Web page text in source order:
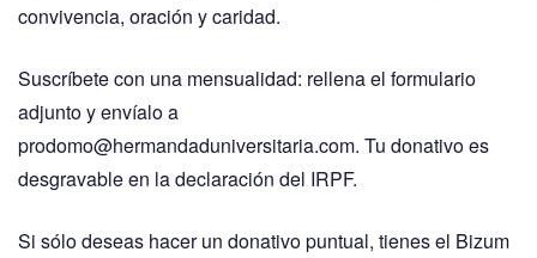
convivencia, oración y caridad.
Suscríbete con una mensualidad: rellena el formulario
adjunto y envíalo a
prodomo@hermandaduniversitaria.com. Tu donativo es
desgravable en la declaración del IRPF.
Si sólo deseas hacer un donativo puntual, tienes el Bizum